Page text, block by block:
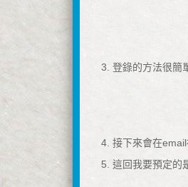
3. 登錄的方法很簡
4. 接下來會在
5. 這回我要預定的